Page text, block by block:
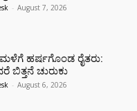
- August 7, 2026
ಹರ್ಷಗೊಂಡ ರೈತರು:
ಬಿತ್ತನೆ ಚುರುಕು
- August 6, 2026